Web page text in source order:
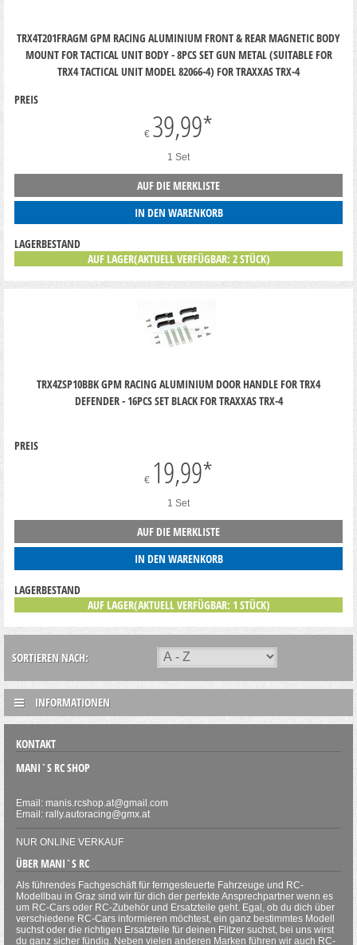
TRX4T201FRAGM GPM RACING ALUMINIUM FRONT & REAR MAGNETIC BODY
MOUNT FOR TACTICAL UNIT BODY - 8PCS SET GUN METAL (SUITABLE FOR
TRX4 TACTICAL UNIT MODEL 82066-4) FOR TRAXXAS TRX-4
PREIS
€ 39,99*
1 Set
AUF DIE MERKLISTE
IN DEN WARENKORB
LAGERBESTAND
AUF LAGER(AKTUELL VERFÜGBAR: 2 STÜCK)
TRX4ZSP10BBK GPM RACING ALUMINIUM DOOR HANDLE FOR TRX4
DEFENDER - 16PCS SET BLACK FOR TRAXXAS TRX-4
PREIS
€ 19,99*
1 Set
AUF DIE MERKLISTE
IN DEN WARENKORB
LAGERBESTAND
AUF LAGER(AKTUELL VERFÜGBAR: 1 STÜCK)
SORTIEREN NACH:
INFORMATIONEN
KONTAKT
MANI`S RC SHOP
Email: manis.rcshop.at@gmail.com
Email: rally.autoracing@gmx.at
NUR ONLINE VERKAUF
ÜBER MANI`S RC
Als führendes Fachgeschäft für ferngesteuerte Fahrzeuge und RC-
Modellbau in Graz sind wir für dich der perfekte Ansprechpartner wenn es
um RC-Cars oder RC-Zubehör und Ersatzteile geht. Egal, ob du dich über
verschiedene RC-Cars informieren möchtest, ein ganz bestimmtes Modell
suchst oder die richtigen Ersatzteile für deinen Flitzer suchst, bei uns wirst
du ganz sicher fündig. Neben vielen anderen Marken führen wir auch RC-